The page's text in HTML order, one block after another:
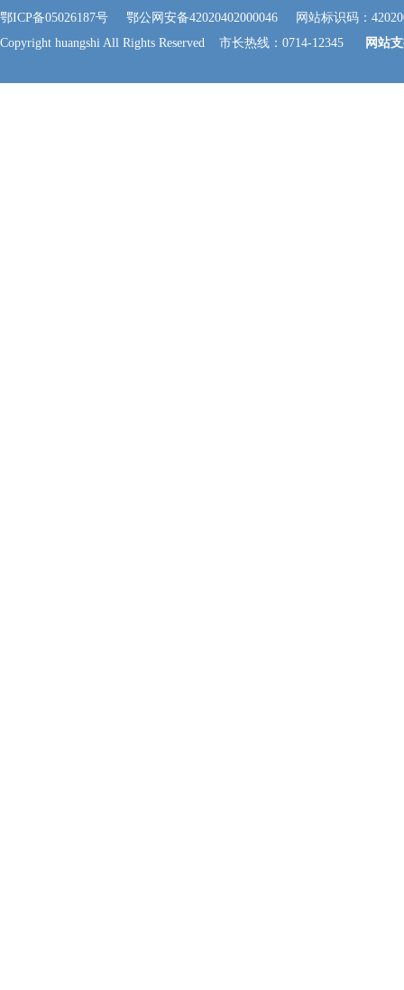
鄂ICP备05026187号
鄂公网安备42020402000046 网站标识码：
Copyright huangshi All Rights Reserved 市长热线：0714-12345
网站